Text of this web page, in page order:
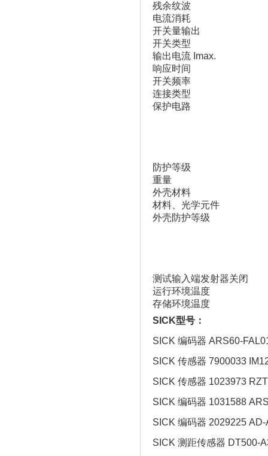
残余纹波
电流消耗
开关量输出
开关类型
输出电流 Imax.
响应时间
开关频率
连接类型
保护电路
防护等级
重量
外壳材料
材料、光学元件
外壳防护等级
测试输入端发射器关闭
运行环境温度
存储环境温度
SICK型号：
SICK 编码器 ARS60-
SICK 传感器 7900033
SICK 传感器 1023973
SICK 编码器 1031588
SICK 编码器 2029225
SICK 测距传感器 DT500-